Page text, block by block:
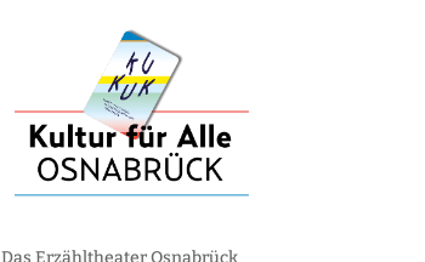
Das Erzähltheater Osnabrück